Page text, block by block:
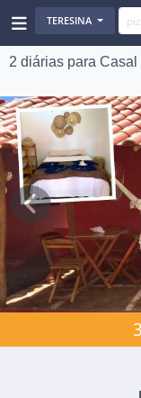
TERESINA
2 diárias para
Previous